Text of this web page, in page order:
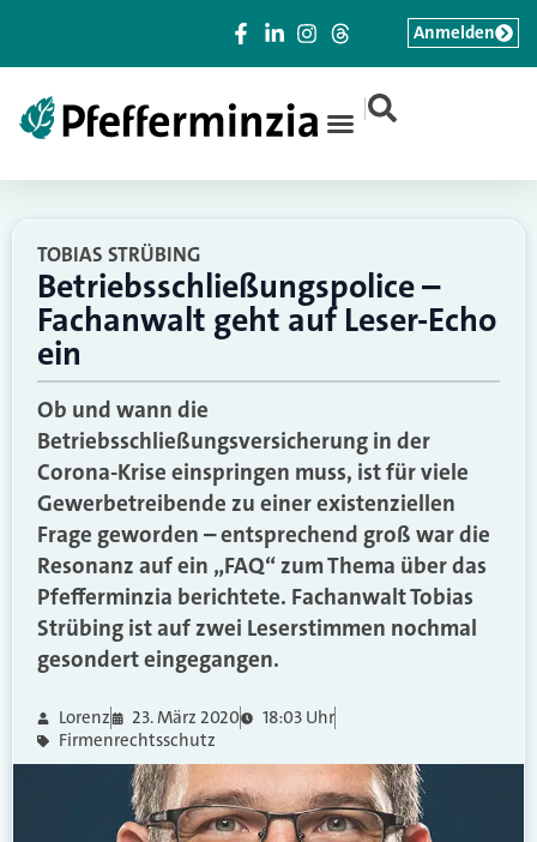
|
Anmelden
TOBIAS STRÜBING
Betriebsschließungspolice –
Fachanwalt geht auf Leser-Echo
ein
Ob und wann die
Betriebsschließungsversicherung in der
Corona-Krise einspringen muss, ist für viele
Gewerbetreibende zu einer existenziellen
Frage geworden – entsprechend groß war die
Resonanz auf ein „FAQ“ zum Thema über das
Pfefferminzia berichtete. Fachanwalt Tobias
Strübing ist auf zwei Leserstimmen nochmal
gesondert eingegangen.
Lorenz 23. März 2020
18:03 Uhr
Firmenrechtsschutz